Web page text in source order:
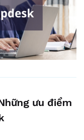
ưu điểm